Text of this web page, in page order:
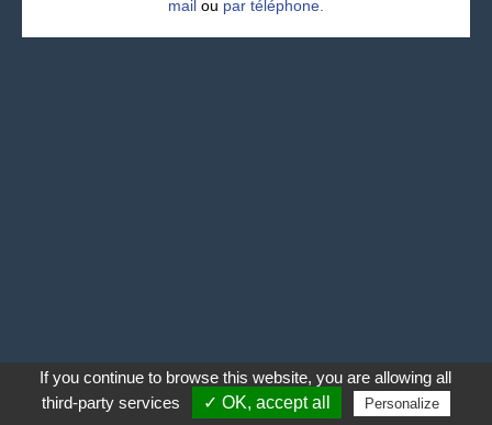
mail ou par téléphone.
If you continue to browse this website, you are allowing all
third-party services
✓ OK, accept all Personalize